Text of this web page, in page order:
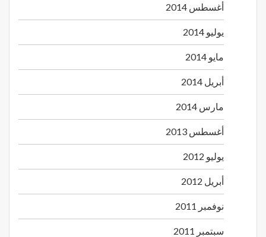
أغسطس 2014
يوليو 2014
مايو 2014
أبريل 2014
مارس 2014
أغسطس 2013
يوليو 2012
أبريل 2012
نوفمبر 2011
سبتمبر 2011